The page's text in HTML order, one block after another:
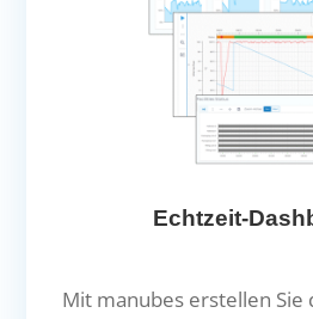
Echtzeit-
Mit manubes erstellen Sie